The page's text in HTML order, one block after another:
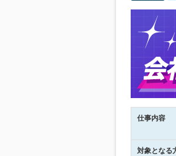
仕事内容
対象となる